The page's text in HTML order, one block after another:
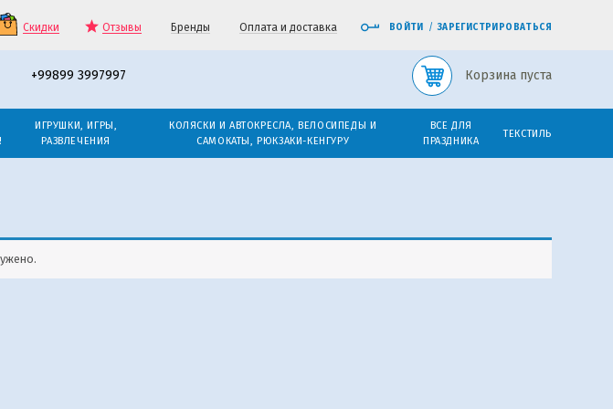
Скидки Отзывы Бренды Оплата и доставка ВОЙТИ / ЗАРЕГИСТРИРОВАТЬСЯ
+99899 3997997 Корзина пуста
ИГРУШКИ, ИГРЫ,
РАЗВЛЕЧЕНИЯ
КОЛЯСКИ И АВТОКРЕСЛА, ВЕЛОСИПЕДЫ И
САМОКАТЫ, РЮКЗАКИ-КЕНГУРУ
ВСЕ ДЛЯ
ПРАЗДНИКА
ТЕКСТИЛЬ